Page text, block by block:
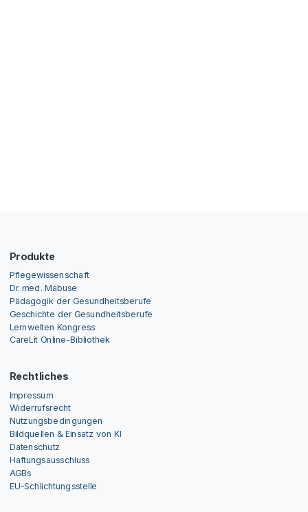
Produkte
Pflegewissenschaft
Dr. med. Mabuse
Pädagogik der Gesundheitsberufe
Geschichte der Gesundheitsberufe
Lernwelten Kongress
CareLit Online-Bibliothek
Rechtliches
Impressum
Widerrufsrecht
Nutzungsbedingungen
Bildquellen & Einsatz von KI
Datenschutz
Haftungsausschluss
AGBs
EU-Schlichtungsstelle